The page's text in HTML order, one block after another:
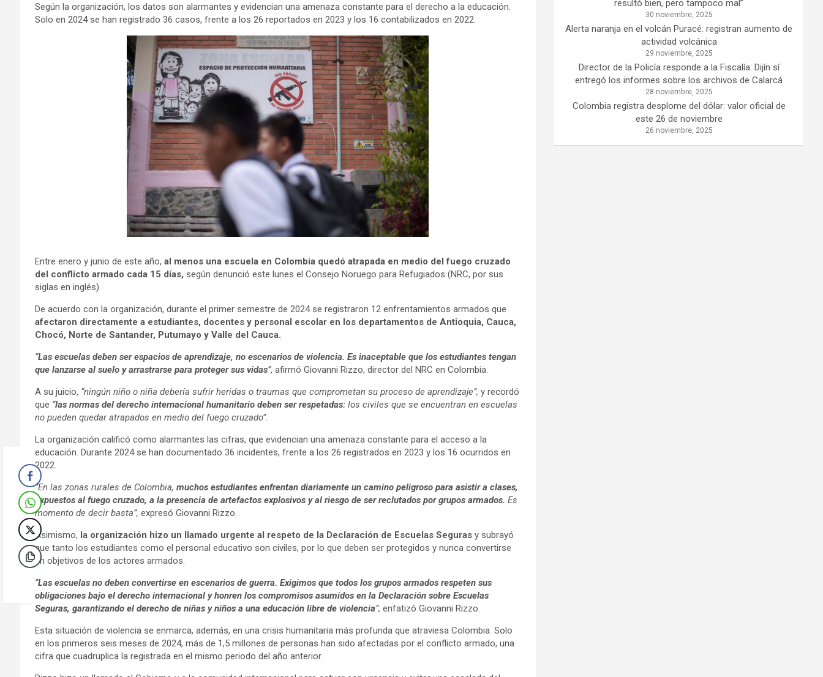
Mundo
Según la organización, los datos son alarmantes y evidencian una amenaza constante para el derecho a la educación.
Solo en 2024 se han registrado 36 casos, frente a los 26 reportados en 2023 y los 16 contabilizados en 2022.
Entre enero y junio de este año, al menos una escuela en Colombia quedó atrapada en medio del fuego cruzado
del conflicto armado cada 15 días, según denunció este lunes el Consejo Noruego para Refugiados (NRC, por sus
siglas en inglés).
De acuerdo con la organización, durante el primer semestre de 2024 se registraron 12 enfrentamientos armados que
afectaron directamente a estudiantes, docentes y personal escolar en los departamentos de Antioquia, Cauca,
Chocó, Norte de Santander, Putumayo y Valle del Cauca.
“Las escuelas deben ser espacios de aprendizaje, no escenarios de violencia. Es inaceptable que los estudiantes tengan
que lanzarse al suelo y arrastrarse para proteger sus vidas”, afirmó Giovanni Rizzo, director del NRC en Colombia.
A su juicio, “ningún niño o niña debería sufrir heridas o traumas que comprometan su proceso de aprendizaje”, y recordó
que “las normas del derecho internacional humanitario deben ser respetadas: los civiles que se encuentran en escuelas
no pueden quedar atrapados en medio del fuego cruzado”.
La organización calificó como alarmantes las cifras, que evidencian una amenaza constante para el acceso a la
educación. Durante 2024 se han documentado 36 incidentes, frente a los 26 registrados en 2023 y los 16 ocurridos en
2022.
“En las zonas rurales de Colombia, muchos estudiantes enfrentan diariamente un camino peligroso para asistir a clases,
expuestos al fuego cruzado, a la presencia de artefactos explosivos y al riesgo de ser reclutados por grupos armados. Es
momento de decir basta”, expresó Giovanni Rizzo.
Asimismo, la organización hizo un llamado urgente al respeto de la Declaración de Escuelas Seguras y subrayó
que tanto los estudiantes como el personal educativo son civiles, por lo que deben ser protegidos y nunca convertirse
en objetivos de los actores armados.
“Las escuelas no deben convertirse en escenarios de guerra. Exigimos que todos los grupos armados respeten sus
obligaciones bajo el derecho internacional y honren los compromisos asumidos en la Declaración sobre Escuelas
Seguras, garantizando el derecho de niñas y niños a una educación libre de violencia”, enfatizó Giovanni Rizzo.
Esta situación de violencia se enmarca, además, en una crisis humanitaria más profunda que atraviesa Colombia. Solo
en los primeros seis meses de 2024, más de 1,5 millones de personas han sido afectadas por el conflicto armado, una
cifra que cuadruplica la registrada en el mismo periodo del año anterior.
resultó bien, pero tampoco mal”
30 noviembre, 2025
Alerta naranja en el volcán Puracé: registran aumento de
actividad volcánica
29 noviembre, 2025
Director de la Policía responde a la Fiscalía: Dijín sí
entregó los informes sobre los archivos de Calarcá
28 noviembre, 2025
Colombia registra desplome del dólar: valor oficial de
este 26 de noviembre
26 noviembre, 2025